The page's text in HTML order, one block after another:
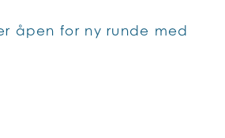
åpen for ny runde med